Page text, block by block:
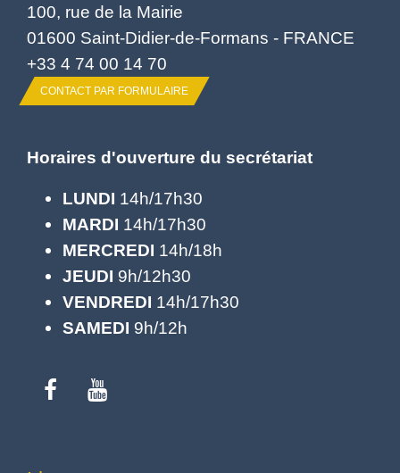
100, rue de la Mairie
01600 Saint-Didier-de-Formans - FRANCE
+33 4 74 00 14 70
CONTACT PAR FORMULAIRE
Horaires d'ouverture du secrétariat
LUNDI 14h/17h30
MARDI 14h/17h30
MERCREDI 14h/18h
JEUDI 9h/12h30
VENDREDI 14h/17h30
SAMEDI 9h/12h